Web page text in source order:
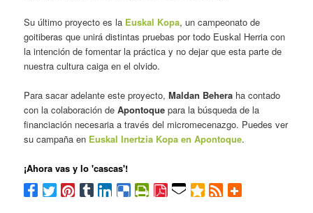
Su último proyecto es la Euskal Kopa, un campeonato de
goitiberas que unirá distintas pruebas por todo Euskal Herria con
la intención de fomentar la práctica y no dejar que esta parte de
nuestra cultura caiga en el olvido.
Para sacar adelante este proyecto,Maldan Behera ha contado
con la colaboración deApontoque para la búsqueda de la
financiación necesaria a través del micromecenazgo. Puedes ver
su campaña en Euskal Inertzia Kopa en Apontoque.
¡Ahora vas y lo 'cascas'!